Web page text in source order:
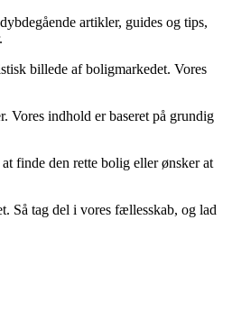
artikler, guides og tips,
billede af boligmarkedet. Vores
Vores indhold er baseret på grundig
finde den rette bolig eller ønsker at
Så tag del i vores fællesskab, og lad